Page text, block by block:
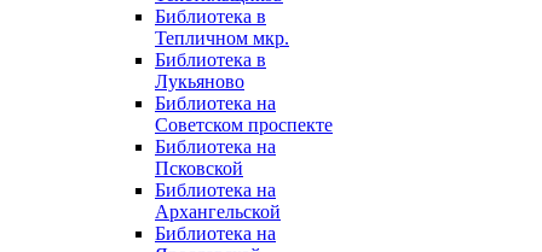
Библиотека в
Тепличном мкр.
Библиотека в
Лукьяново
Библиотека на
Советском проспекте
Библиотека на
Псковской
Библиотека на
Архангельской
Библиотека на